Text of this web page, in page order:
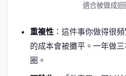
適合被做成迴
重複性：這件事你做得很
的成本會被攤平。一年做
圈。